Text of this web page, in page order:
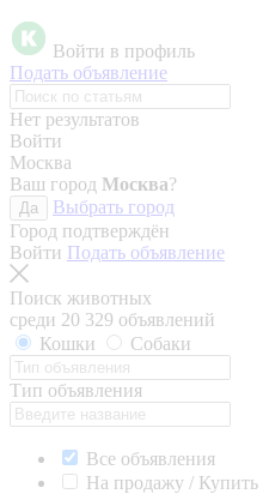
Войти в профиль
Подать объявление
Нет результатов
Войти
Москва
Ваш город Москва?
Да
Выбрать город
Город подтверждён
Войти Подать объявление
Поиск животных
среди 20 329 объявлений
Кошки
Собаки
Тип объявления
Все объявления
На продажу / Купить